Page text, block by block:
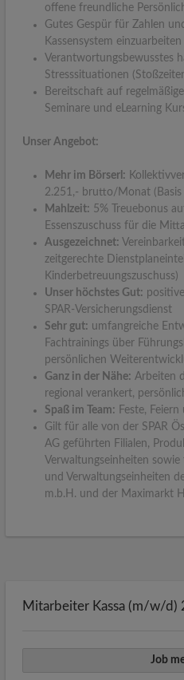
offene freundliche
Gutes Gespür für Zahlen
Kassensystem einzuarbeiten
Verantwortungsbewusstes
Stresssituationen
Bereitschaft auf
Seminare und eLearning
Unser Angebot:
Mehr im Börserl:
2.251,- brutto/Monat (Basis
Mahlzeit: 5% Treuebonus
Essenszuschuss für die
Ausgezeichnet:
zeitgerechte
Kinderbetreuungszuschuss)
Unser höchstes Gut:
SPAR-Versicherungsdienst
Sehr gut: umfangreiche
Fachtrainings über
persönlichen
Ganz in der Nähe: Arbeiten
regional verankert,
Spaß im Team: Feste,
Gilt für alle von der SPAR
AG geführten Filialen,
Verwaltungseinheiten
und Verwaltungseinheiten
m.b.H. und der Maximarkt
Mitarbeiter Kassa (m/w/
Job